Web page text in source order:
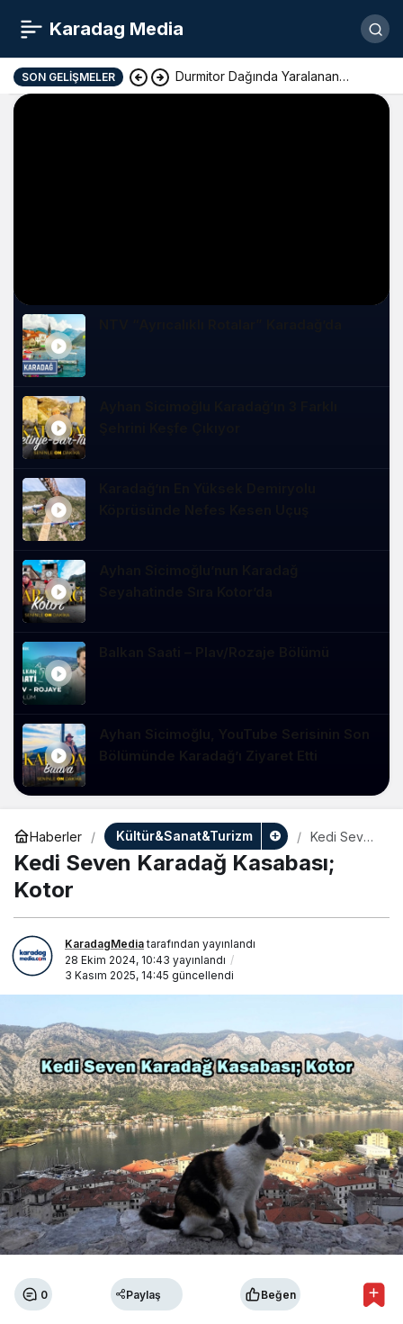
Karadag Media
SON GELIŞMELER Durmitor Dağında Yaralanan
Haberler Kültür&Sanat&Turizm
Kedi Seven
Kasabası;
Kedi Seven Karadağ Kasabası;
Kotor
KaradagMediatarafından yayınlandı
28 Ekim 2024, 10:43 yayınlandı
3 Kasım 2025, 14:45 güncellendi
0 Paylaş Beğen